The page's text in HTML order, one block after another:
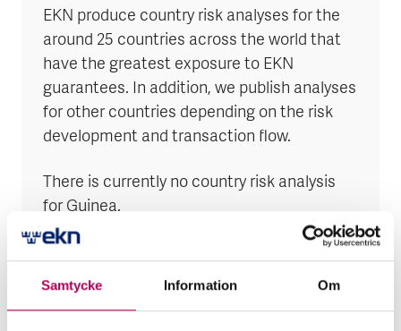
Samtycke Information Om
EKN produce country risk analyses for the
around 25 countries across the world that
have the greatest exposure to EKN
guarantees. In addition, we publish analyses
for other countries depending on the risk
development and transaction flow.
There is currently no country risk analysis
for Guinea.